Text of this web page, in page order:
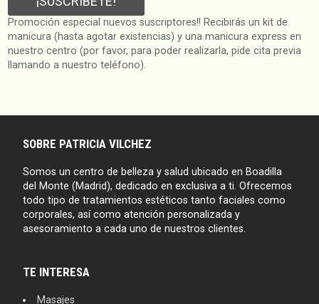
Promoción especial nuevos suscriptores!! Recibirás un kit de
manicura (hasta agotar existencias) y una manicura express en
nuestro centro (por favor, para poder realizarla, pide cita previa
llamando a nuestro teléfono).
SOBRE PATRICIA VILCHEZ
Somos un centro de belleza y salud ubicado en Boadilla
del Monte (Madrid), dedicado en exclusiva a ti. Ofrecemos
todo tipo de tratamientos estéticos tanto faciales como
corporales, así como atención personalizada y
asesoramiento a cada uno de nuestros clientes.
TE INTERESA
Masajes